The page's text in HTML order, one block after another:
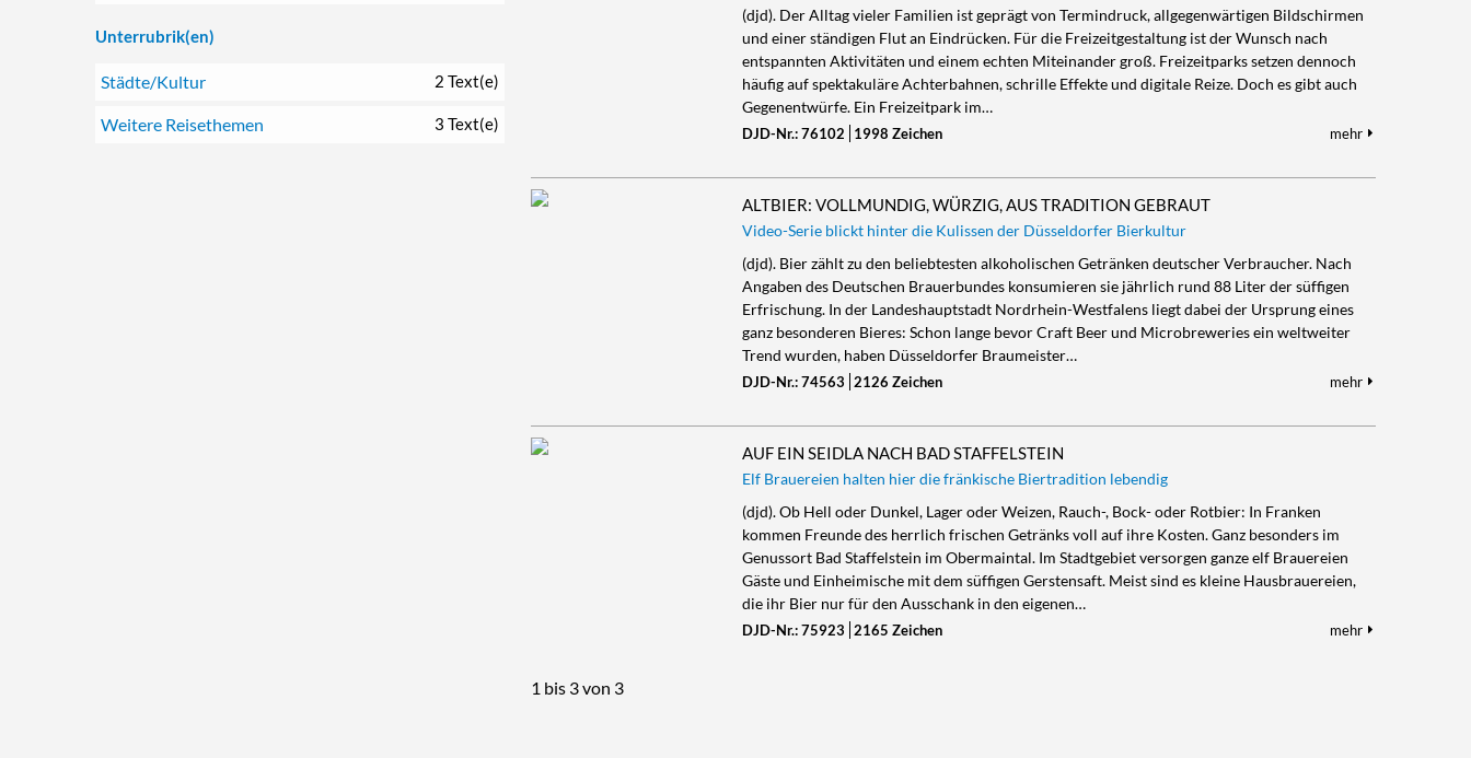
(djd). Der Alltag vieler Familien ist geprägt von Termindruck, allgegenwärtigen Bildschirmen
und einer ständigen Flut an Eindrücken. Für die Freizeitgestaltung ist der Wunsch nach
entspannten Aktivitäten und einem echten Miteinander groß. Freizeitparks setzen dennoch
häufig auf spektakuläre Achterbahnen, schrille Effekte und digitale Reize. Doch es gibt auch
Gegenentwürfe. Ein Freizeitpark im…
DJD-Nr.: 76102 1998 Zeichen mehr
ALTBIER: VOLLMUNDIG, WÜRZIG, AUS TRADITION GEBRAUT
Video-Serie blickt hinter die Kulissen der Düsseldorfer Bierkultur
(djd). Bier zählt zu den beliebtesten alkoholischen Getränken deutscher Verbraucher. Nach
Angaben des Deutschen Brauerbundes konsumieren sie jährlich rund 88 Liter der süffigen
Erfrischung. In der Landeshauptstadt Nordrhein-Westfalens liegt dabei der Ursprung eines
ganz besonderen Bieres: Schon lange bevor Craft Beer und Microbreweries ein weltweiter
Trend wurden, haben Düsseldorfer Braumeister…
DJD-Nr.: 74563 2126 Zeichen mehr
AUF EIN SEIDLA NACH BAD STAFFELSTEIN
Elf Brauereien halten hier die fränkische Biertradition lebendig
(djd). Ob Hell oder Dunkel, Lager oder Weizen, Rauch-, Bock- oder Rotbier: In Franken
kommen Freunde des herrlich frischen Getränks voll auf ihre Kosten. Ganz besonders im
Genussort Bad Staffelstein im Obermaintal. Im Stadtgebiet versorgen ganze elf Brauereien
Gäste und Einheimische mit dem süffigen Gerstensaft. Meist sind es kleine Hausbrauereien,
die ihr Bier nur für den Ausschank in den eigenen…
DJD-Nr.: 75923 2165 Zeichen mehr
1 bis 3 von 3
Unterrubrik(en)
Städte/Kultur 2 Text(e)
Weitere Reisethemen 3 Text(e)